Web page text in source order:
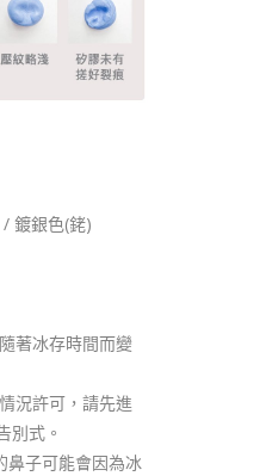
鍍銀色(銠)
著冰存時間而變
況許可，請先進
別式。
鼻子可能會因為冰